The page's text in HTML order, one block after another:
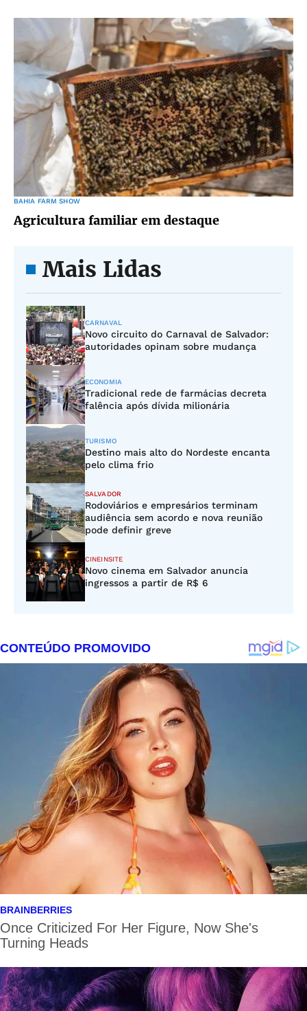
BAHIA FARM SHOW
Agricultura familiar em destaque
Mais Lidas
CARNAVAL
Novo circuito do Carnaval de Salvador:
autoridades opinam sobre mudança
ECONOMIA
Tradicional rede de farmácias decreta
falência após dívida milionária
TURISMO
Destino mais alto do Nordeste encanta
pelo clima frio
SALVADOR
Rodoviários e empresários terminam
audiência sem acordo e nova reunião
pode definir greve
CINEINSITE
Novo cinema em Salvador anuncia
ingressos a partir de R$ 6